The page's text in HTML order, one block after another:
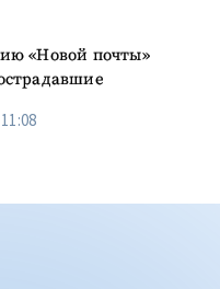
«Новой почты»